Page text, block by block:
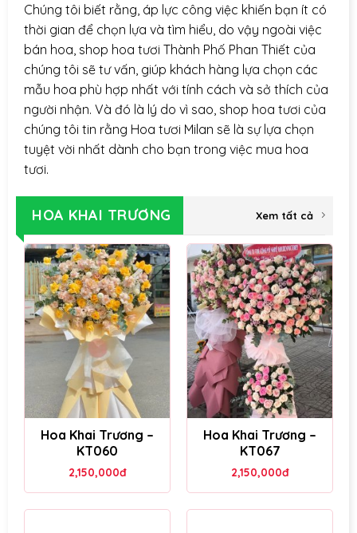
Chúng tôi biết rằng, áp lực công việc khiến bạn ít có
thời gian để chọn lựa và tìm hiểu, do vậy ngoài việc
bán hoa, shop hoa tươi Thành Phố Phan Thiết của
chúng tôi sẽ tư vấn, giúp khách hàng lựa chọn các
mẫu hoa phù hợp nhất với tính cách và sở thích của
người nhận. Và đó là lý do vì sao, shop hoa tươi của
chúng tôi tin rằng Hoa tươi Milan sẽ là sự lựa chọn
tuyệt vời nhất dành cho bạn trong việc mua hoa
tươi.
HOA KHAI TRƯƠNG Xem tất cả
Hoa Khai Trương –
KT060
2,150,000đ
Hoa Khai Trương –
KT067
2,150,000đ